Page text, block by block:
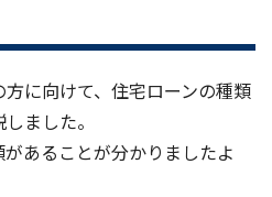
に向けて、住宅ローンの種類
ました。
あることが分かりましたよ